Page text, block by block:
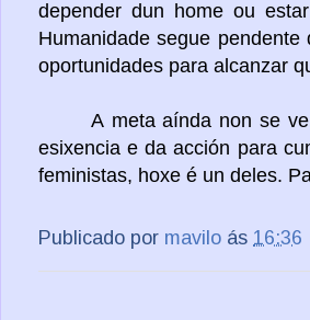
depender dun home ou
Humanidade segue
oportunidades para alcanzar
A meta aínda non se
esixencia e da acción para
feministas, hoxe é un deles.
Publicado por mavilo ás 16:36